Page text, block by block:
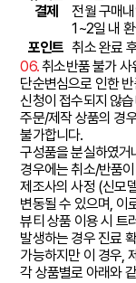
결제
전월 구매
1~2일 내
포인트 취소 완료
06.취소반품 불가 사
단순변심으로 인한
신청이 접수되지 않
주문/제작 상품의 경
불가합니다.
구성품을 분실하였거
경우에는 취소/반품
제조사의 사정 (신모
변동될 수 있으며, 이
뷰티 상품 이용 시 트
발생하는 경우 진료
가능하지만 이 경우,
각 상품별로 아래와